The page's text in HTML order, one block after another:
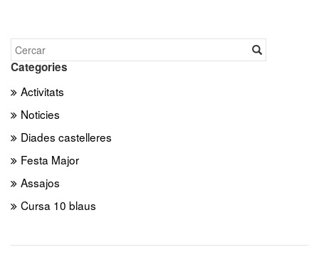
Categories
Activitats
Noticies
Diades castelleres
Festa Major
Assajos
Cursa 10 blaus